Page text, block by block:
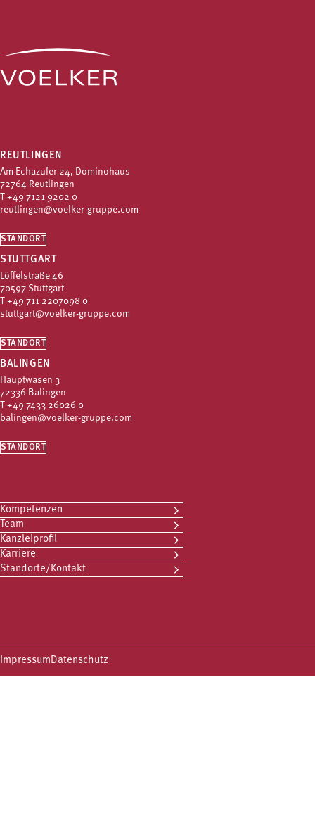
REUTLINGEN
Am Echazufer 24, Dominohaus
72764 Reutlingen
+49 7121 9202 0
reutlingen@voelker-gruppe.com
STANDORT
STUTTGART
Löffelstraße 46
70597 Stuttgart
+49 711 2207098 0
stuttgart@voelker-gruppe.com
STANDORT
BALINGEN
Hauptwasen 3
72336 Balingen
+49 7433 26026 0
balingen@voelker-gruppe.com
STANDORT
Kompetenzen
Team
Kanzleiprofil
Karriere
Standorte/Kontakt
Impressum Datenschutz